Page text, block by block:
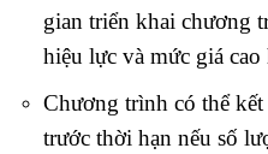
gian triển khai chương
hiệu lực và mức giá
Chương trình có thể
trước thời hạn nếu số